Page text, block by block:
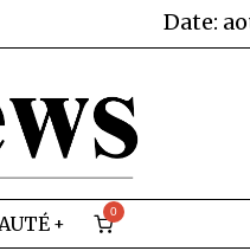
Date:
0